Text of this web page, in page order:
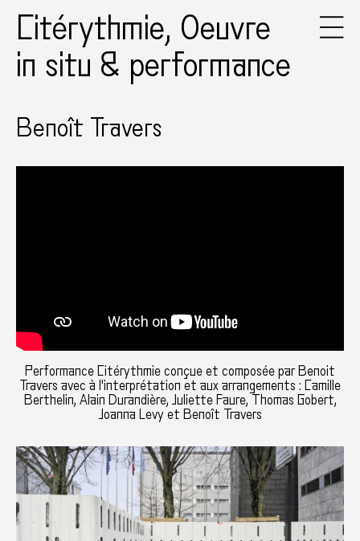
Citérythmie, Oeuvre
in situ & performance
Benoît Travers
Performance Citérythmie conçue et composée par Benoit
Travers avec à l'interprétation et aux arrangements : Camille
Berthelin, Alain Durandière, Juliette Faure, Thomas Gobert,
Joanna Levy et Benoît Travers